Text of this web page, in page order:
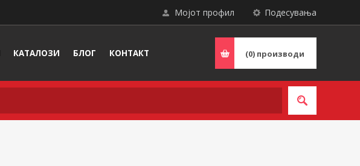
Подесувања
Мојот профил
КАТАЛОЗИ БЛОГ КОНТАКТ (0) производи